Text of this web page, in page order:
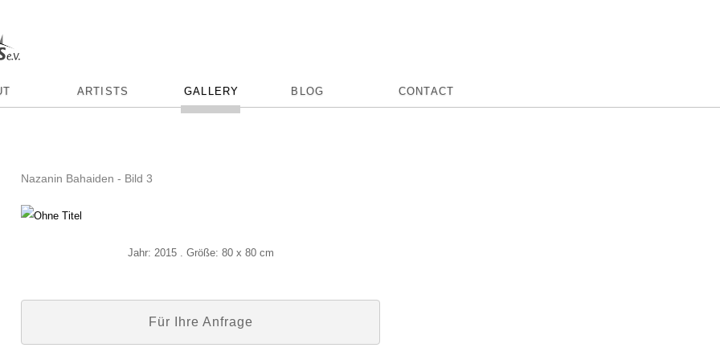
ARTISTS GALLERY BLOG CONTACT
Nazanin Bahaiden - Bild 3
Jahr: 2015 . Größe: 80 x 80 cm
Für Ihre Anfrage